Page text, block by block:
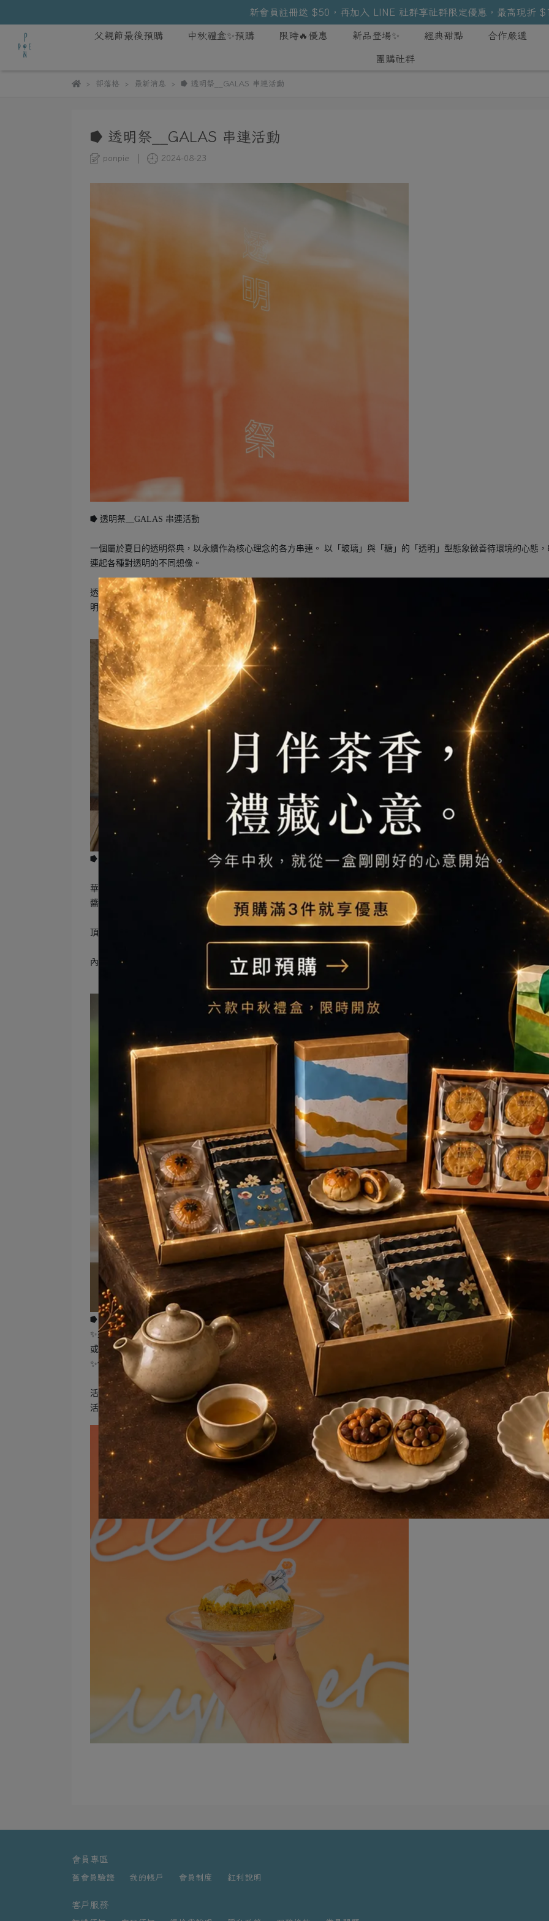
新會員註冊送 $50，再加入 LINE 社群享社群限定優惠，最高現折
父親節最後預購
中秋禮盒✨預購 限時🔥優惠 新品登場✨ 經典甜點
合作嚴選
團購社群
部落格 最新消息 ⭓ 透明祭__GALAS 串連活動
⭓ 透明祭__GALAS 串連活動
ponpie 2024-08-23
⭓ 透明祭__GALAS 串連活動
一個屬於夏日的透明祭典，以永續作為核心理念的各方串連。 以「玻璃」與「糖」的「透明」型態象徵善待環境的心態，
連起各種對透明的不同想像。
透明祭__Galas中的「 __ 」，意即透過文字即圖像方式代表透明，是文句填空使用的下底線，也暗示任何可能皆有機會於
明祭中發生，今年度 Ponpie 也推出限定甜點，成為「透明城市」串連店家之一！
⭓ 透明甜點—白桃琥珀四季春 🍑
華麗的外表下蘊藏著「蜜桃x綠茶」的清新滋味，茶香塔殼乘載了清新淡雅的四季春杏仁奶餡與蜜桃慕斯，明亮酸甜的蜜
醬與滑順回甘的雙色香緹帶來豐富的味蕾體驗。
頂端的桂花蜜水晶凍晶瑩透亮，像寶石般閃耀著光芒，高雅口感與香氣為甜點增添滿滿幸福感。
內容物：桂花蜜水晶凍/蜜桃果醬/蜜桃慕斯/四季春杏奶餡/四季春塔殼/原味香緹/四季春香緹
⭓ 透明甜點串連活動 ＊板橋店、大安店限定
✨來店單筆消費達1000元，並包含一款透明甜點，即可獲得一枚玻璃幣。（憑透明幣至全台串連店家消費，可參與限定活
或優惠。）
✨使用玻璃幣於Ponpie單筆消費達1000元，可兌換品牌保冷袋一個（每日限量）
活動時間｜2024/08/17 ㊅ ～ 2024/11/10 ㊐
活動詳情｜
透明祭 ___ GALAS
會員專區
舊會員驗證 我的帳戶 會員制度 紅利說明
客戶服務